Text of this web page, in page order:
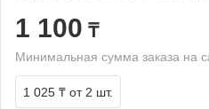
1 100 ₸
Минимальная сумма заказа на
1 025 ₸ от 2 шт.